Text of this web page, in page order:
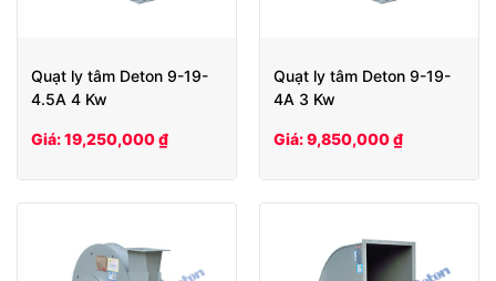
Quạt ly tâm Deton 9-19-
4.5A 4 Kw
Giá: 19,250,000 ₫
Quạt ly tâm Deton 9-19-
4A 3 Kw
Giá: 9,850,000 ₫